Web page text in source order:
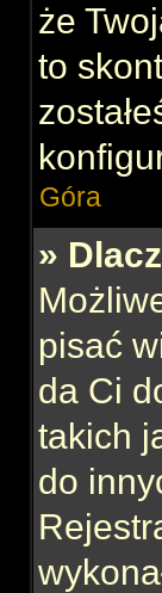
że
to
Góra
»
pisać
da Ci
takich
do